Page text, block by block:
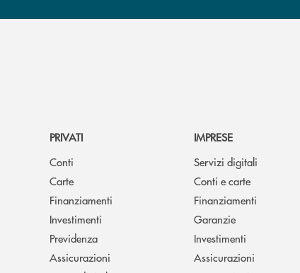
PRIVATI
Conti
Carte
Finanziamenti
Investimenti
Previdenza
Assicurazioni
IMPRESE
Servizi digitali
Conti e carte
Finanziamenti
Garanzie
Investimenti
Assicurazioni